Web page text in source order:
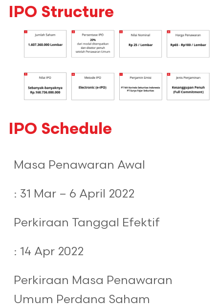
IPO Structure
IPO Schedule
Masa Penawaran Awal
: 31 Mar – 6 April 2022
Perkiraan Tanggal Efektif
: 14 Apr 2022
Perkiraan Masa Penawaran
Umum Perdana Saham